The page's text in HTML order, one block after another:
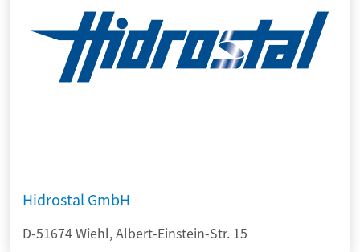
Hidrostal GmbH
D-51674 Wiehl, Albert-Einstein-Str. 15